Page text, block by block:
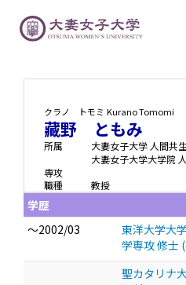
クラノ トモミ Kurano Tomomi
藏野 ともみ
所属
大妻女子大学 人間共
大妻女子大学大学院
専攻
職種
教授
学歴
～2002/03
東洋大学大
学専攻 修士
聖カタリナ